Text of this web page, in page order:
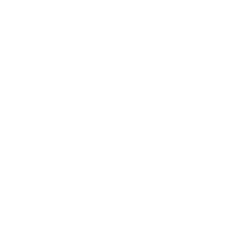
ありません。
です。
ず変更すること